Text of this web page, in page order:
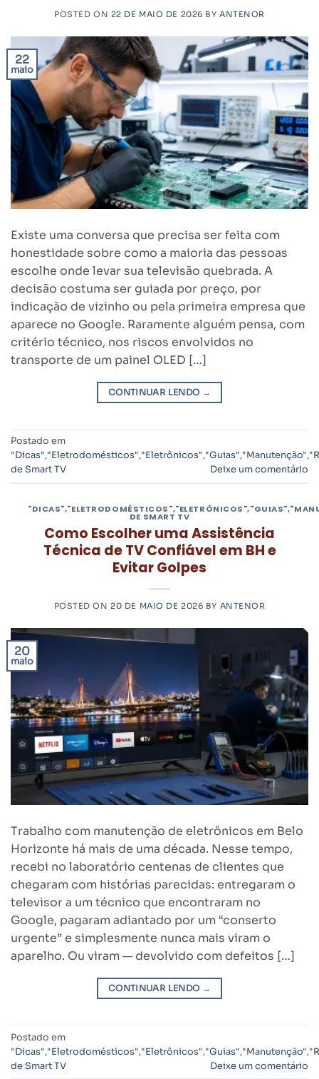
POSTED ON 22 DE MAIO DE 2026 BYANTENOR
22
maio
Existe uma conversa que precisa ser feita com
honestidade sobre como a maioria das pessoas
escolhe onde levar sua televisão quebrada. A
decisão costuma ser guiada por preço, por
indicação de vizinho ou pela primeira empresa que
aparece no Google. Raramente alguém pensa, com
critério técnico, nos riscos envolvidos no
transporte de um painel OLED […]
CONTINUAR LENDO →
Postado em
"Dicas","Eletrodomésticos","Eletrônicos","Guias","Manutenção",
de Smart TV
Deixe um comentário
"DICAS","ELETRODOMÉSTICOS","ELETRÔNICOS","GUIAS",
DE SMART TV
Como Escolher uma Assistência
Técnica de TV Confiável em BH e
Evitar Golpes
POSTED ON20 DE MAIO DE 2026 BY ANTENOR
20
maio
Trabalho com manutenção de eletrônicos em Belo
Horizonte há mais de uma década. Nesse tempo,
recebi no laboratório centenas de clientes que
chegaram com histórias parecidas: entregaram o
televisor a um técnico que encontraram no
Google, pagaram adiantado por um “conserto
urgente” e simplesmente nunca mais viram o
aparelho. Ou viram — devolvido com defeitos […]
CONTINUAR LENDO →
Postado em
"Dicas","Eletrodomésticos","Eletrônicos","Guias","Manutenção",
de Smart TV
Deixe um comentário